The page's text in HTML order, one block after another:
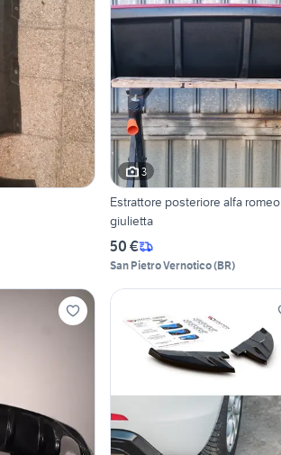
3
Estrattore posteriore alfa romeo
giulietta
50 €
San Pietro Vernotico(BR)